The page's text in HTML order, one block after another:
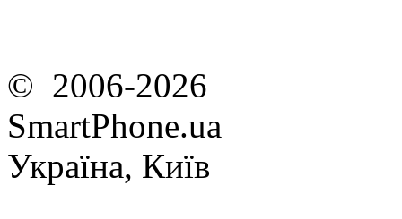
© 2006-2026
SmartPhone.ua
Україна, Київ